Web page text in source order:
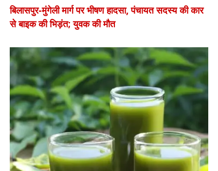
बिलासपुर-मुंगेली मार्ग पर भीषण हादसा, पंचायत सदस्य की कार
से बाइक की भिड़ंत; युवक की मौत